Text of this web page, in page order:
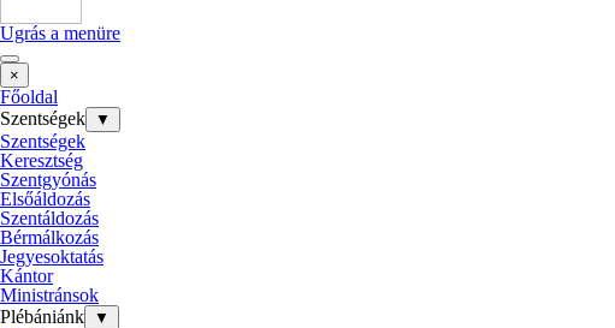
Ugrás a menüre
×
Főoldal
Szentségek
▼
Szentségek
Keresztség
Szentgyónás
Elsőáldozás
Szentáldozás
Bérmálkozás
Jegyesoktatás
Kántor
Ministránsok
Plébániánk
▼